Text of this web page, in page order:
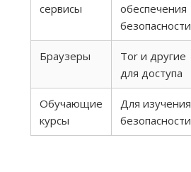
сервисы
обеспечения
безопасности
Браузеры
Tor и другие
для доступа
Обучающие
курсы
Для изучения
безопасности